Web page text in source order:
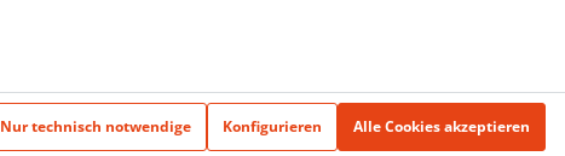
Nur technisch notwendige Konfigurieren Alle Cookies akzeptieren